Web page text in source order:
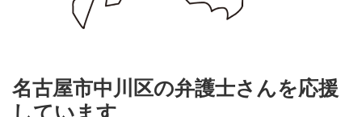
名古屋市中川区の弁護士さんを応援
しています